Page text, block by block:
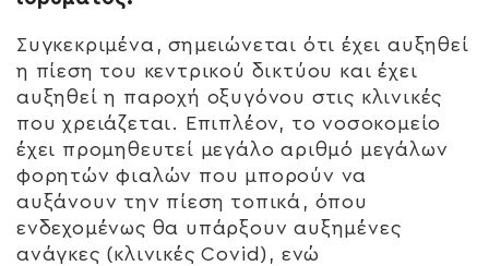
Συγκεκριμένα, σημειώνεται ότι έχει αυξηθεί
η πίεση του κεντρικού δικτύου και έχει
αυξηθεί η παροχή οξυγόνου στις κλινικές
που χρειάζεται. Επιπλέον, το νοσοκομείο
έχει προμηθευτεί μεγάλο αριθμό μεγάλων
φορητών φιαλών που μπορούν να
αυξάνουν την πίεση τοπικά, όπου
ενδεχομένως θα υπάρξουν αυξημένες
ανάγκες (κλινικές Covid), ενώ